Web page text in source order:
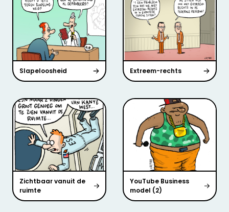
Slapeloosheid Extreem-rechts
Zichtbaar vanuit de
ruimte
YouTube Business
model (2)